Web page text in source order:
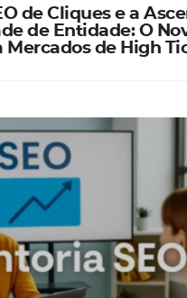
de Cliques e a
de Entidade: O
Mercados de High